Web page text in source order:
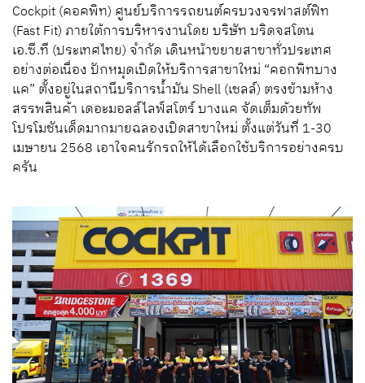
Cockpit (คอคพิท) ศูนย์บริการรถยนต์ครบวงจรฟาสต์ฟิท
(Fast Fit) ภายใต้การบริหารงานโดย บริษัท บริดจสโตน
เอ.ซี.ที (ประเทศไทย) จำกัด เดินหน้าขยายสาขาทั่วประเทศ
อย่างต่อเนื่อง ปักหมุดเปิดให้บริการสาขาใหม่ “คอกพิทบาง
แค” ตั้งอยู่ในสถานีบริการน้ำมัน Shell (เชลล์) ตรงข้ามห้าง
สรรพสินค้า เดอะมอลล์ไลฟ์สโตร์ บางแค จัดเต็มด้วยทัพ
โปรโมชันเด็ดมากมายฉลองเปิดสาขาใหม่ ตั้งแต่วันที่ 1-30
เมษายน 2568 เอาใจคนรักรถให้ได้เลือกใช้บริการอย่างครบ
ครัน